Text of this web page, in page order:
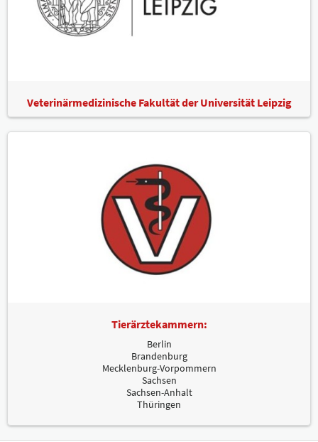
Veterinärmedizinische Fakultät der Universität Leipzig
Tierärztekammern:
Berlin
Brandenburg
Mecklenburg-Vorpommern
Sachsen
Sachsen-Anhalt
Thüringen